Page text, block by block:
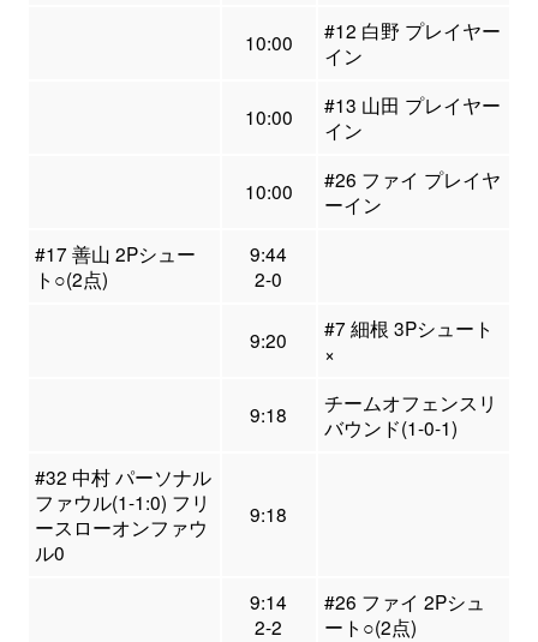
10:00
#12 白野 プレイヤー
イン
10:00
#13 山田 プレイヤー
イン
10:00
#26 ファイ プレイヤ
ーイン
#17 善山 2Pシュー
ト○(2点)
9:44
2-0
9:20
#7 細根 3Pシュート
×
9:18
チームオフェンスリ
バウンド(1-0-1)
#32 中村 パーソナル
ファウル(1-1:0) フリ
ースローオンファウ
ル0
9:18
9:14
2-2
#26 ファイ 2Pシュ
ート○(2点)